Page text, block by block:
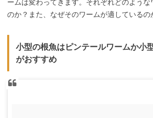
ームは変わってきます。それぞれどのよう
のか？また、なぜそのワームが適しているの
小型の根魚はピンテールワームか小
がおすすめ